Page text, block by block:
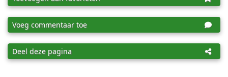
Voeg commentaar toe
Deel deze pagina